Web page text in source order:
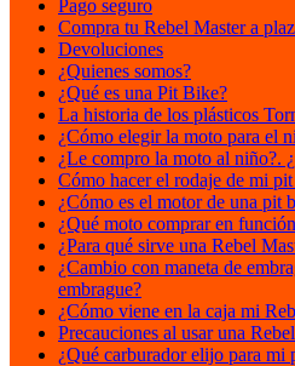
Pago seguro
Compra tu Rebel Master a
Devoluciones
¿Quienes somos?
¿Qué es una Pit Bike?
La historia de los plásticos
¿Cómo elegir la moto para el
¿Le compro la moto al niño?.
Cómo hacer el rodaje de mi
¿Cómo es el motor de una pit
¿Qué moto comprar en
¿Para qué sirve una Rebel
¿Cambio con maneta de
embrague?
¿Cómo viene en la caja mi
Precauciones al usar una
¿Qué carburador elijo para mi